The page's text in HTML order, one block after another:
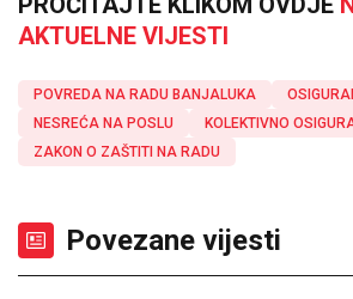
AKTUELNE VIJESTI
POVREDA NA RADU BANJALUKA
NESREĆA NA POSLU
KOLEKTIVNO
ZAKON O ZAŠTITI NA RADU
Povezane vijesti